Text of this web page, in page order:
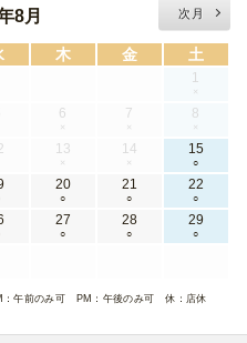
8月 次月
木 金 土
1
×
6
×
7
×
8
×
13
×
14
×
15
○
20
○
21
○
22
○
27
○
28
○
29
○
：午前のみ可 PM ：午後のみ可 休 ：店休